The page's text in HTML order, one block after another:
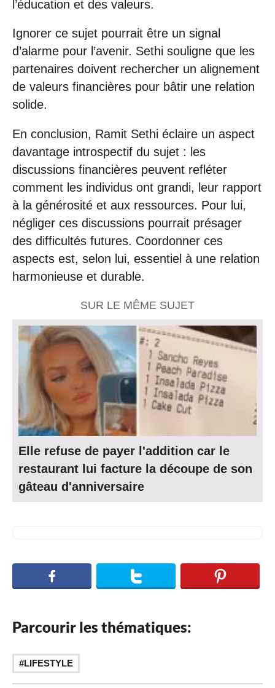
l’éducation et des valeurs.
Ignorer ce sujet pourrait être un signal
d’alarme pour l’avenir. Sethi souligne que les
partenaires doivent rechercher un alignement
de valeurs financières pour bâtir une relation
solide.
En conclusion, Ramit Sethi éclaire un aspect
davantage introspectif du sujet : les
discussions financières peuvent refléter
comment les individus ont grandi, leur rapport
à la générosité et aux ressources. Pour lui,
négliger ces discussions pourrait présager
des difficultés futures. Coordonner ces
aspects est, selon lui, essentiel à une relation
harmonieuse et durable.
SUR LE MÊME SUJET
Elle refuse de payer l'addition car le
restaurant lui facture la découpe de son
gâteau d'anniversaire
Parcourir les thématiques:
LIFESTYLE